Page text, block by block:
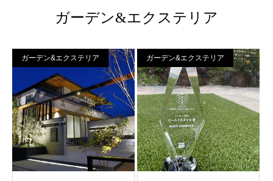
ガーデン&エクステリア
ガーデン&エクステリア ガーデン&エクステリア